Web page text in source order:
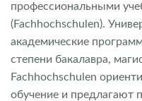
профессиональными
(Fachhochschulen).
академические
степени бакалавра,
Fachhochschulen
обучение и предлагают